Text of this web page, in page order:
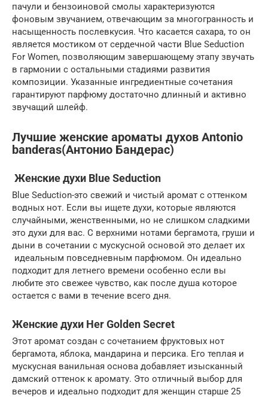
пачули и бензоиновой смолы характеризуются
фоновым звучанием, отвечающим за многогранность и
насыщенность послевкусия. Что касается сахара, то он
является мостиком от сердечной части Blue Seduction
For Women, позволяющим завершающему этапу звучать
в гармонии с остальными стадиями развития
композиции. Указанные ингредиентные сочетания
гарантируют парфюму достаточно длинный и активно
звучащий шлейф.
Лучшие женские ароматы духов Аntonio
banderas(Антонио Бандерас)
Женские духи Blue Seduction
Blue Seduction-это свежий и чистый аромат с оттенком
водных нот. Если вы ищете духи, которые являются
случайными, женственными, но не слишком сладкими
это духи для вас. С верхними нотами бергамота, груши и
дыни в сочетании с мускусной основой это делает их
идеальным повседневным парфюмом. Он идеально
подходит для летнего времени особенно если вы
любите это свежее чувство, как после душа которое
остается с вами в течение всего дня.
Женские духи Her Golden Secret
Этот аромат создан с сочетанием фруктовых нот
бергамота, яблока, мандарина и персика. Его теплая и
мускусная ванильная основа добавляет изысканный
дамский оттенок к аромату. Это отличный выбор для
вечеров и идеально подходит для женщин старше 25